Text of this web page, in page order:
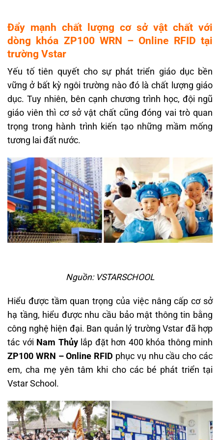
Đẩy mạnh chất lượng cơ sở vật chất với
dòng khóa ZP100 WRN – Online RFID tại
trường Vstar
Yếu tố tiên quyết cho sự phát triển giáo dục bền
vững ở bất kỳ ngôi trường nào đó là chất lượng giáo
dục. Tuy nhiên, bên cạnh chương trình học, đội ngũ
giáo viên thì cơ sở vật chất cũng đóng vai trò quan
trọng trong hành trình kiến tạo những mầm mống
tương lai đất nước.
Nguồn: VSTARSCHOOL
Hiểu được tầm quan trọng của việc nâng cấp cơ sở
hạ tầng, hiểu được nhu cầu bảo mật thông tin bằng
công nghệ hiện đại. Ban quản lý trường Vstar đã hợp
tác với Nam Thủylắp đặt hơn 400 khóa thông minh
ZP100 WRN – Online RFID phục vụ nhu cầu cho các
em, cha mẹ yên tâm khi cho các bé phát triển tại
Vstar School.